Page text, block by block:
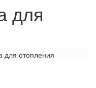
для
для отопления